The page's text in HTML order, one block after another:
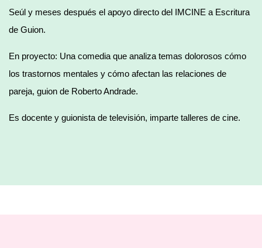
Seúl y meses después el apoyo directo del IMCINE a Escritura
de Guion.
En proyecto: Una comedia que analiza temas dolorosos cómo
los trastornos mentales y cómo afectan las relaciones de
pareja, guion de Roberto Andrade.
Es docente y guionista de televisión, imparte talleres de cine.